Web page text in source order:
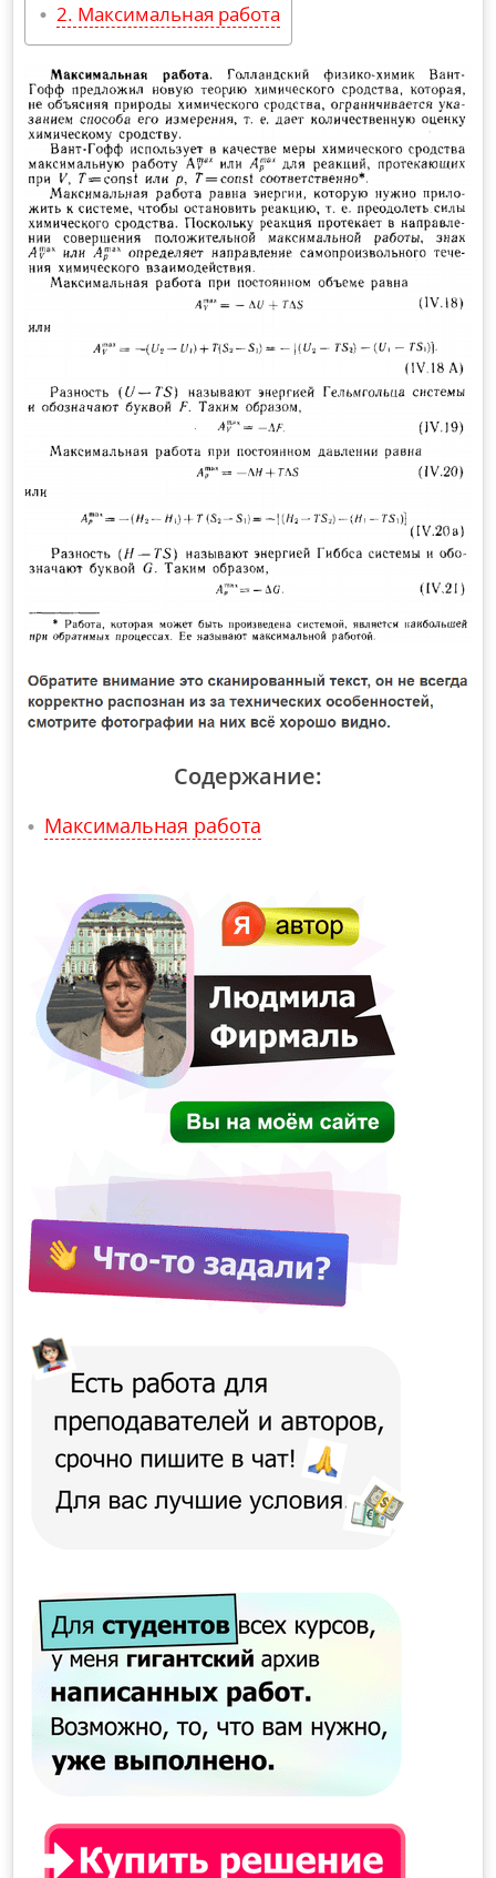
Максимальная работа
Содержание:
Максимальная работа